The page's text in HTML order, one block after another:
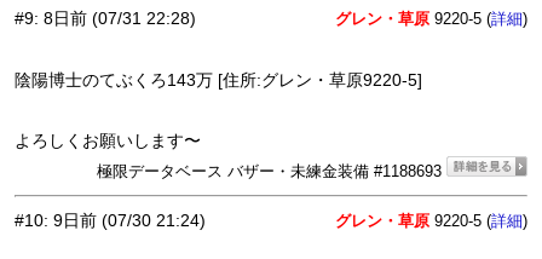
#9: 8日前 (07/31 22:28) グレン・草原 9220-5 (詳細)
陰陽博士のてぶくろ143万 [住所:グレン・草原9220-5]
よろしくお願いします〜
極限データベース バザー・未練金装備 #1188693
#10: 9日前 (07/30 21:24) グレン・草原 9220-5 (詳細)